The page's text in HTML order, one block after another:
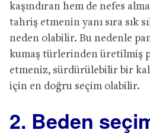
kaşındıran hem de nefes
tahriş etmenin yanı sıra sık
neden olabilir. Bu nedenle
kumaş türlerinden üretilmiş
etmeniz, sürdürülebilir bir
için en doğru seçim olabilir.
2. Beden